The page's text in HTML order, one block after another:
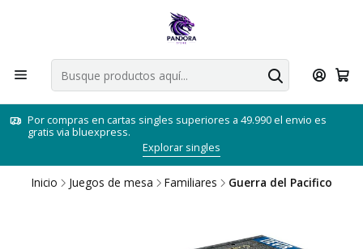
Por compras en cartas singles superiores a 49.990 el envio es
gratis via bluexpress.
Explorar singles
Inicio Juegos de mesa Familiares Guerra del Pacifico